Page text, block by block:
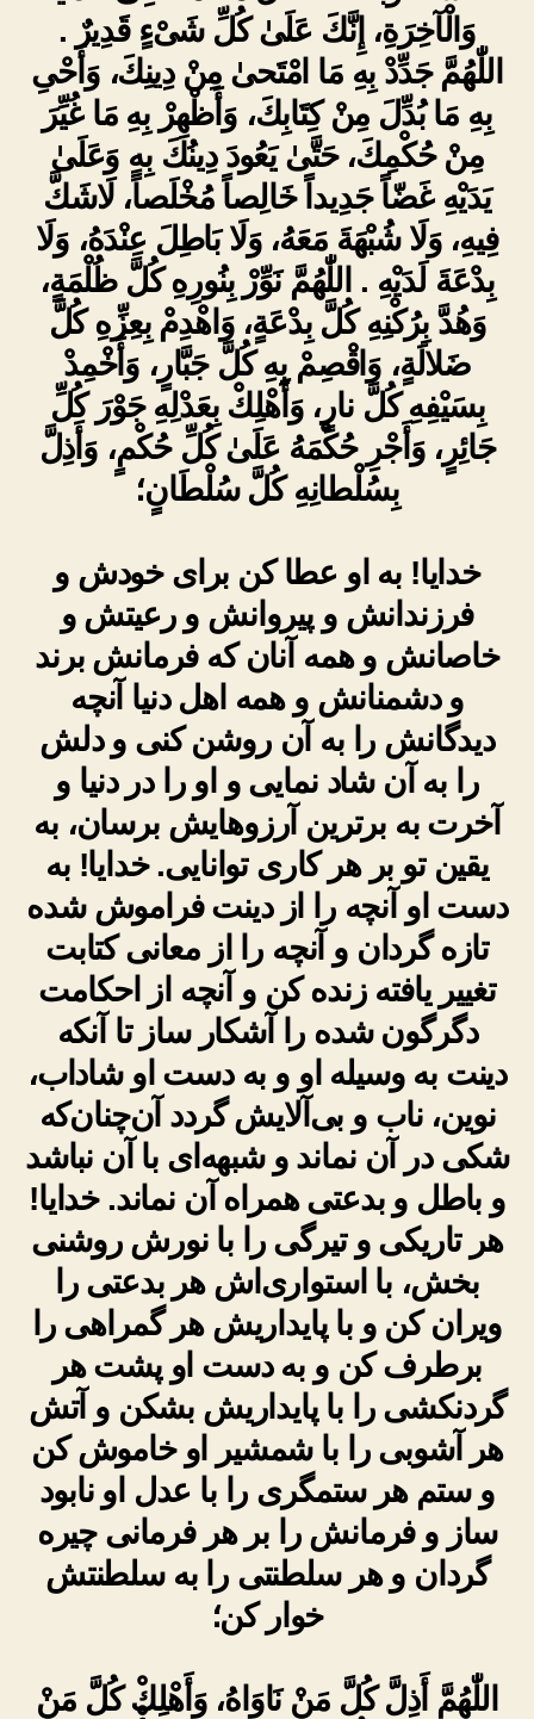
وَالْآخِرَةِ، إِنَّكَ عَلَىٰ كُلِّ شَىْءٍ قَدِيرٌ .
اللّٰهُمَّ جَدِّدْ بِهِ مَا امْتَحىٰ مِنْ دِينِكَ، وَأَحْىِ
بِهِ مَا بُدِّلَ مِنْ كِتَابِكَ، وَأَظْهِرْ بِهِ مَا غُيِّرَ
مِنْ حُكْمِكَ، حَتَّىٰ يَعُودَ دِينُكَ بِهِ وَعَلَىٰ
يَدَيْهِ غَضّاً جَدِيداً خَالِصاً مُخْلَصاً، لَاشَكَّ
فِيهِ، وَلَا شُبْهَةَ مَعَهُ، وَلَا بَاطِلَ عِنْدَهُ، وَلَا
بِدْعَةَ لَدَيْهِ . اللّٰهُمَّ نَوِّرْ بِنُورِهِ كُلَّ ظُلْمَةٍ،
وَهُدَّ بِرُكْنِهِ كُلَّ بِدْعَةٍ، وَاهْدِمْ بِعِزِّهِ كُلَّ
ضَلالَةٍ، وَاقْصِمْ بِهِ كُلَّ جَبَّارٍ، وَأَخْمِدْ
بِسَيْفِهِ كُلَّ نارٍ، وَأَهْلِكْ بِعَدْلِهِ جَوْرَ كُلِّ
جَائِرٍ، وَأَجْرِ حُكْمَهُ عَلَىٰ كُلِّ حُكْمٍ، وَأَذِلَّ
بِسُلْطانِهِ كُلَّ سُلْطَانٍ؛
خدایا! به او عطا کن برای خودش و
فرزندانش و پیروانش و رعیتش و
خاصانش و همه آنان که فرمانش برند
و دشمنانش و همه اهل دنیا آنچه
دیدگانش را به آن روشن کنی و دلش
را به آن شاد نمایی و او را در دنیا و
آخرت به برترین آرزوهایش برسان، به
یقین تو بر هر کاری توانایی. خدایا! به
دست او آنچه را از دینت فراموش شده
تازه گردان و آنچه را از معانی کتابت
تغییر یافته زنده کن و آنچه از احکامت
دگرگون شده را آشکار ساز تا آنکه
دینت به وسیله او و به دست او شاداب،
نوین، ناب و بی‌آلایش گردد آن‌چنان‌که
شکی در آن نماند و شبهه‌ای با آن نباشد
و باطل و بدعتی همراه آن نماند. خدایا!
هر تاریکی و تیرگی را با نورش روشنی
بخش، با استواری‌اش هر بدعتی را
ویران کن و با پایداریش هر گمراهی را
برطرف کن و به دست او پشت هر
گردنکشی را با پایداریش بشکن و آتش
هر آشوبی را با شمشیر او خاموش کن
و ستم هر ستمگری را با عدل او نابود
ساز و فرمانش را بر هر فرمانی چیره
گردان و هر سلطنتی را به سلطنتش
خوار کن؛
اللّٰهُمَّ أَذِلَّ كُلَّ مَنْ نَاوَاهُ، وَأَهْلِكْ كُلَّ مَنْ